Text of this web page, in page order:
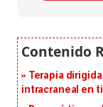
Terapia
intracraneal en